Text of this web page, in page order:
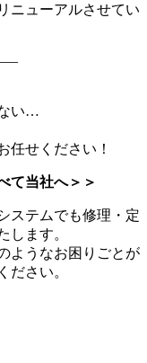
ニューアルさせてい
い…
任せください！
て当社へ＞＞
ステムでも修理・定
します。
ようなお困りごとが
ださい。